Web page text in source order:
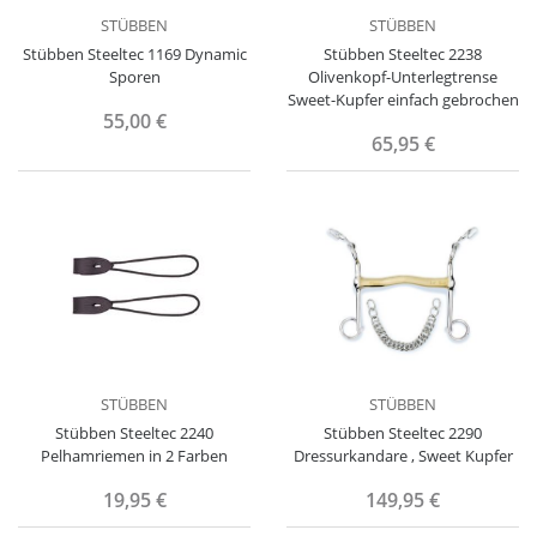
STÜBBEN
Stübben Steeltec 1169 Dynamic
Sporen
55,00 €
STÜBBEN
Stübben Steeltec 2238
Olivenkopf-Unterlegtrense
Sweet-Kupfer einfach gebrochen
65,95 €
STÜBBEN
Stübben Steeltec 2240
Pelhamriemen in 2 Farben
19,95 €
STÜBBEN
Stübben Steeltec 2290
Dressurkandare , Sweet Kupfer
149,95 €